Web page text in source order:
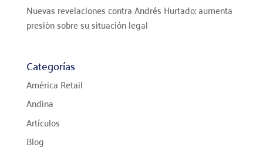
Nuevas revelaciones contra Andrés Hurtado: aumenta
presión sobre su situación legal
Categorías
América Retail
Andina
Artículos
Blog